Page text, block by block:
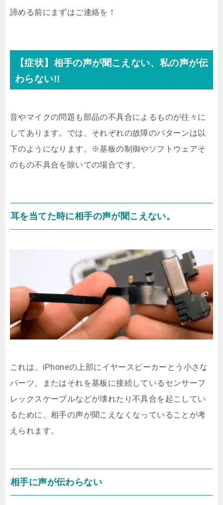
諦める前にまずはご連絡を！
【症状】相手の声が聞こえない、私の声が伝
わらない!!
音やマイクの問題も部品の不具合によるものが往々に
してあります。では、それぞれの故障のパターンは以
下のようになります。※基板の制御やソフトウェアそ
のもの不具合を除いての場合です。
耳を当てた時に相手の声が聞こえない。
これは、iPhoneの上部にイヤースピーカーとう小さな
パーツ、またはそれを基板に接続しているセンサーフ
レックスケーブルなどが壊れたり不具合を起こしてい
るために、相手の声が聞こえなくなっていることが考
えられます。
相手に声が伝わらない